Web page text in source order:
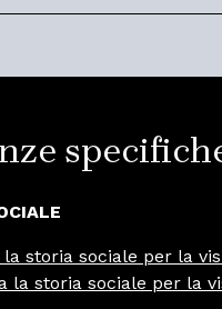
storia sociale per la
la storia sociale per la